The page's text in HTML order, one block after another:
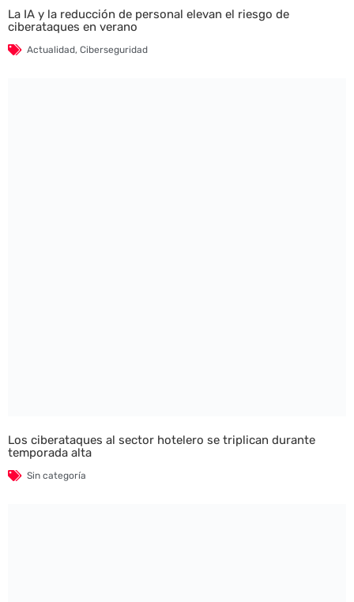
La IA y la reducción de personal elevan el riesgo de
ciberataques en verano
Actualidad, Ciberseguridad
Los ciberataques al sector hotelero se triplican durante
temporada alta
Sin categoría